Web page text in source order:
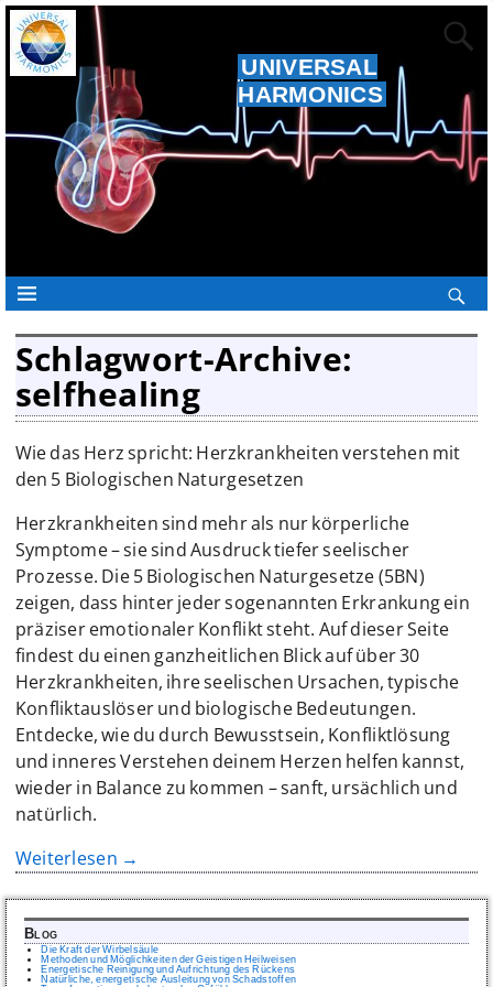
UNIVERSAL
HARMONICS
Schlagwort-Archive:
selfhealing
Wie das Herz spricht: Herzkrankheiten verstehen mit
den 5 Biologischen Naturgesetzen
Herzkrankheiten sind mehr als nur körperliche
Symptome – sie sind Ausdruck tiefer seelischer
Prozesse. Die 5 Biologischen Naturgesetze (5BN)
zeigen, dass hinter jeder sogenannten Erkrankung ein
präziser emotionaler Konflikt steht. Auf dieser Seite
findest du einen ganzheitlichen Blick auf über 30
Herzkrankheiten, ihre seelischen Ursachen, typische
Konfliktauslöser und biologische Bedeutungen.
Entdecke, wie du durch Bewusstsein, Konfliktlösung
und inneres Verstehen deinem Herzen helfen kannst,
wieder in Balance zu kommen – sanft, ursächlich und
natürlich.
Weiterlesen →
Blog
Die Kraft der Wirbelsäule
Methoden und Möglichkeiten der Geistigen Heilweisen
Energetische Reinigung und Aufrichtung des Rückens
Natürliche, energetische Ausleitung von Schadstoffen